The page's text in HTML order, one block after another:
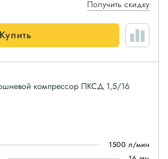
Получить скидку
Купить
компрессор ПКСД 1,5/16
1500 л/мин